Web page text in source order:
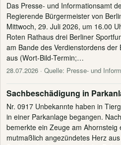
Das Presse- und Informationsamt
Regierende Bürgermeister von
Mittwoch, 29. Juli 2026, um 16.00
Roten Rathaus drei Berliner
am Bande des Verdienstordens der
aus (Wort-Bild-Termin;…
28.07.2026 · Quelle: Presse- und
Sachbeschädigung in
Nr. 0917 Unbekannte haben in
in einer Parkanlage begangen.
bemerkte ein Zeuge am Ahornsteig
mutmaßlich angezündetes Herz